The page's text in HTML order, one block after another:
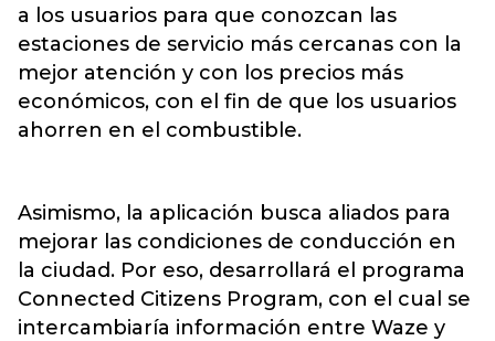
a los usuarios para que conozcan las
estaciones de servicio más cercanas con la
mejor atención y con los precios más
económicos, con el fin de que los usuarios
ahorren en el combustible.
Asimismo, la aplicación busca aliados para
mejorar las condiciones de conducción en
la ciudad. Por eso, desarrollará el programa
Connected Citizens Program, con el cual se
intercambiaría información entre Waze y